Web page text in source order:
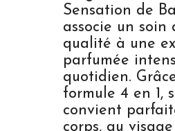
Sensation de
associe un soin
qualité à une
parfumée
quotidien.
formule 4 en 1,
convient
corps, au